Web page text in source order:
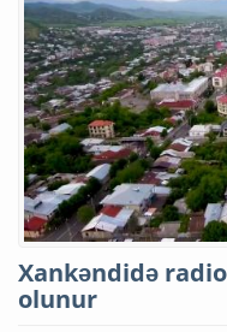
Xankəndidə
olunur